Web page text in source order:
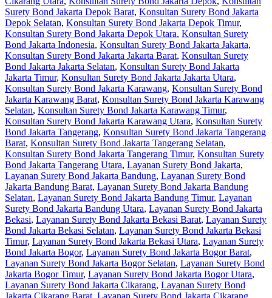
Surety Bond Jakarta Depok Barat, Konsultan Surety Bond Jakarta
Depok Selatan, Konsultan Surety Bond Jakarta Depok Timur,
Konsultan Surety Bond Jakarta Depok Utara, Konsultan Surety
Bond Jakarta Indonesia, Konsultan Surety Bond Jakarta Jakarta,
Konsultan Surety Bond Jakarta Jakarta Barat, Konsultan Surety
Bond Jakarta Jakarta Selatan, Konsultan Surety Bond Jakarta
Jakarta Timur, Konsultan Surety Bond Jakarta Jakarta Utara,
Konsultan Surety Bond Jakarta Karawang, Konsultan Surety Bond
Jakarta Karawang Barat, Konsultan Surety Bond Jakarta Karawang
Selatan, Konsultan Surety Bond Jakarta Karawang Timur,
Konsultan Surety Bond Jakarta Karawang Utara, Konsultan Surety
Bond Jakarta Tangerang, Konsultan Surety Bond Jakarta Tangerang
Barat, Konsultan Surety Bond Jakarta Tangerang Selatan,
Konsultan Surety Bond Jakarta Tangerang Timur, Konsultan Surety
Bond Jakarta Tangerang Utara, Layanan Surety Bond Jakarta,
Layanan Surety Bond Jakarta Bandung, Layanan Surety Bond
Jakarta Bandung Barat, Layanan Surety Bond Jakarta Bandung
Selatan, Layanan Surety Bond Jakarta Bandung Timur, Layanan
Surety Bond Jakarta Bandung Utara, Layanan Surety Bond Jakarta
Bekasi, Layanan Surety Bond Jakarta Bekasi Barat, Layanan Surety
Bond Jakarta Bekasi Selatan, Layanan Surety Bond Jakarta Bekasi
Timur, Layanan Surety Bond Jakarta Bekasi Utara, Layanan Surety
Bond Jakarta Bogor, Layanan Surety Bond Jakarta Bogor Barat,
Layanan Surety Bond Jakarta Bogor Selatan, Layanan Surety Bond
Jakarta Bogor Timur, Layanan Surety Bond Jakarta Bogor Utara,
Layanan Surety Bond Jakarta Cikarang, Layanan Surety Bond
Jakarta Cikarang Barat Layanan Surety Bond Jakarta Cikarang